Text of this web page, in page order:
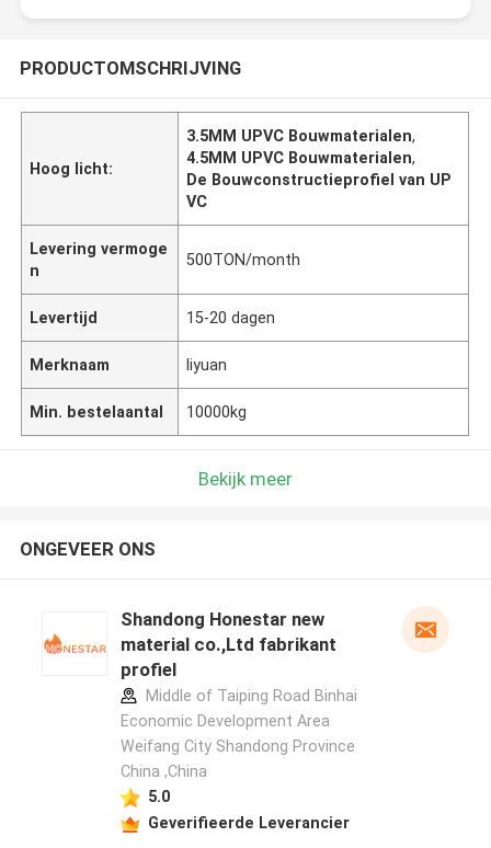
PRODUCTOMSCHRIJVING
Hoog licht:
3.5MM UPVC Bouwmaterialen,
4.5MM UPVC Bouwmaterialen,
De Bouwconstructieprofiel van UP
VC
Levering vermoge
n
500TON/month
Levertijd 15-20 dagen
Merknaam liyuan
Min. bestelaantal 10000kg
Bekijk meer
ONGEVEER ONS
Shandong Honestar new
material co.,Ltd fabrikant
profiel
Middle of Taiping Road Binhai
Economic Development Area
Weifang City Shandong Province
China ,China
5.0
Geverifieerde Leverancier